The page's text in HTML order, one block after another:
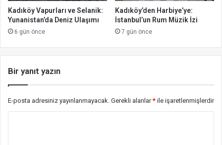
Kadıköy Vapurları ve Selanik:
Yunanistan’da Deniz Ulaşımı
6 gün önce
Kadıköy’den Harbiye’ye:
İstanbul’un Rum Müzik İzi
7 gün önce
Bir yanıt yazın
E-posta adresiniz yayınlanmayacak. Gerekli alanlar* ile işaretlenmişlerdir